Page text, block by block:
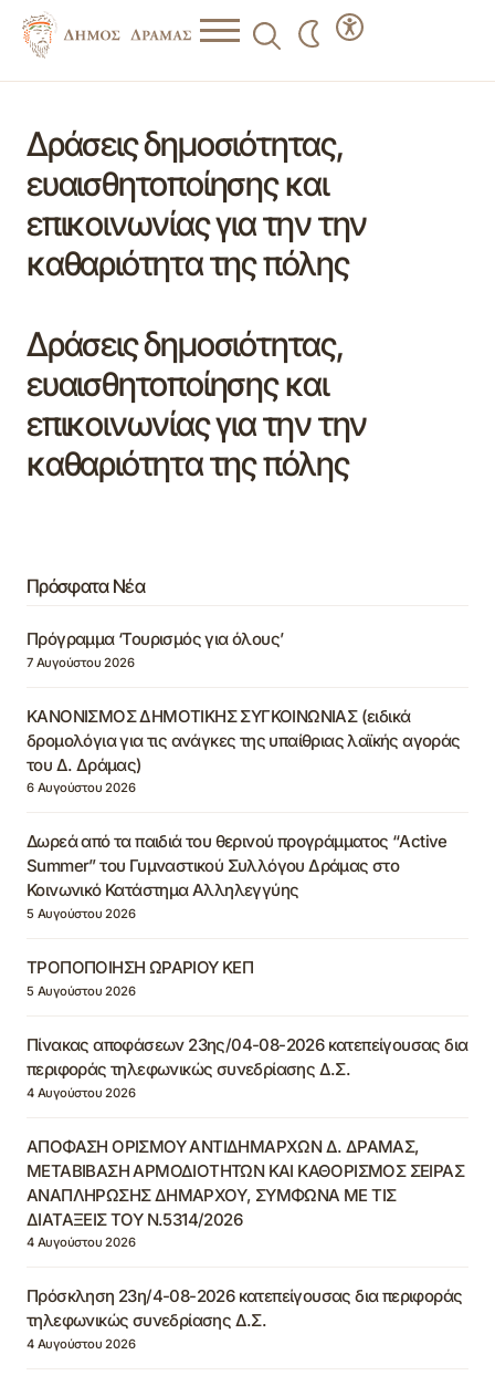
Δράσεις δημοσιότητας,
ευαισθητοποίησης και
επικοινωνίας για την την
καθαριότητα της πόλης
Δράσεις δημοσιότητας,
ευαισθητοποίησης και
επικοινωνίας για την την
καθαριότητα της πόλης
Πρόσφατα Νέα
Πρόγραμμα ‘Τουρισμός για όλους’
7 Αυγούστου 2026
ΚΑΝΟΝΙΣΜΟΣ ΔΗΜΟΤΙΚΗΣ ΣΥΓΚΟΙΝΩΝΙΑΣ (ειδικά
δρομολόγια για τις ανάγκες της υπαίθριας λαϊκής αγοράς
του Δ. Δράμας)
6 Αυγούστου 2026
Δωρεά από τα παιδιά του θερινού προγράμματος “Active
Summer” του Γυμναστικού Συλλόγου Δράμας στο
Κοινωνικό Κατάστημα Αλληλεγγύης
5 Αυγούστου 2026
ΤΡΟΠΟΠΟΙΗΣΗ ΩΡΑΡΙΟΥ ΚΕΠ
5 Αυγούστου 2026
Πίνακας αποφάσεων 23ης/04-08-2026 κατεπείγουσας δια
περιφοράς τηλεφωνικώς συνεδρίασης Δ.Σ.
4 Αυγούστου 2026
ΑΠΟΦΑΣΗ ΟΡΙΣΜΟΥ ΑΝΤΙΔΗΜΑΡΧΩΝ Δ. ΔΡΑΜΑΣ,
ΜΕΤΑΒΙΒΑΣΗ ΑΡΜΟΔΙΟΤΗΤΩΝ ΚΑΙ ΚΑΘΟΡΙΣΜΟΣ ΣΕΙΡΑΣ
ΑΝΑΠΛΗΡΩΣΗΣ ΔΗΜΑΡΧΟΥ, ΣΥΜΦΩΝΑ ΜΕ ΤΙΣ
ΔΙΑΤΑΞΕΙΣ ΤΟΥ Ν.5314/2026
4 Αυγούστου 2026
Πρόσκληση 23η/4-08-2026 κατεπείγουσας δια περιφοράς
τηλεφωνικώς συνεδρίασης Δ.Σ.
4 Αυγούστου 2026